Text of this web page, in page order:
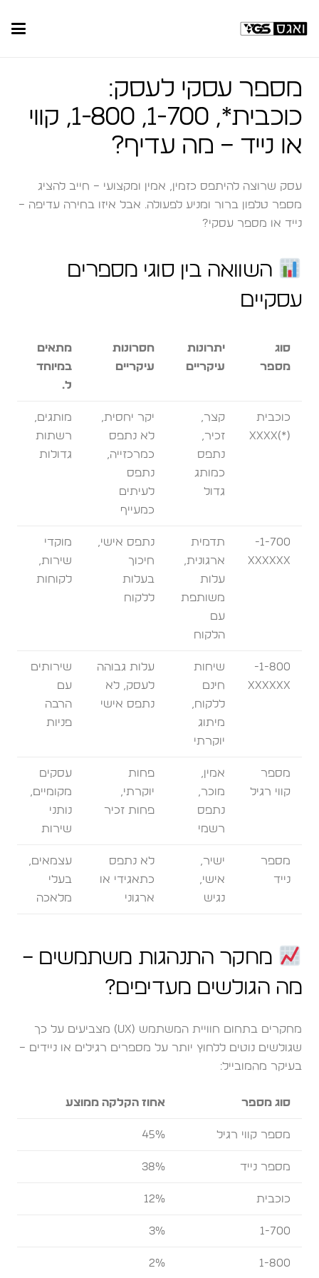
מספר עסקי לעסק:
כוכבית*, 1-700, 1-800, קווי
או נייד – מה עדיף?
עסק שרוצה להיתפס כזמין, אמין ומקצועי – חייב להציג
מספר טלפון ברור ומניע לפעולה. אבל איזו בחירה עדיפה –
נייד או מספר עסקי?
השוואה בין סוגי מספרים
עסקיים
סוג
מספר
יתרונות
עיקריים
חסרונות
עיקריים
מתאים
במיוחד
ל…
כוכבית
(*)XXXX
קצר,
זכיר,
נתפס
כמותג
גדול
יקר יחסית,
לא נתפס
כמרכזייה,
נתפס
לעיתים
כמעייף
מותגים,
רשתות
גדולות
1-700-
XXXXXX
תדמית
ארגונית,
עלות
משותפת
עם
הלקוח
נתפס אישי,
חיכוך
בעלות
ללקוח
מוקדי
שירות,
לקוחות
1-800-
XXXXXX
שיחות
חינם
ללקוח,
מיתוג
יוקרתי
עלות גבוהה
לעסק, לא
נתפס אישי
שירותים
עם
הרבה
פניות
מספר
קווי רגיל
אמין,
מוכר,
נתפס
רשמי
פחות
יוקרתי,
פחות זכיר
עסקים
מקומיים,
נותני
שירות
מספר
נייד
ישיר,
אישי,
נגיש
לא נתפס
כתאגידי או
ארגוני
עצמאים,
בעלי
מלאכה
מחקר התנהגות משתמשים –
מה הגולשים מעדיפים?
מחקרים בתחום חוויית המשתמש (UX) מצביעים על כך
שגולשים נוטים ללחוץ יותר על מספרים רגילים או ניידים –
בעיקר מהמובייל:
סוג מספר אחוז הקלקה ממוצע
מספר קווי רגיל 45%
מספר נייד 38%
כוכבית 12%
1-700
3%
1-800
2%